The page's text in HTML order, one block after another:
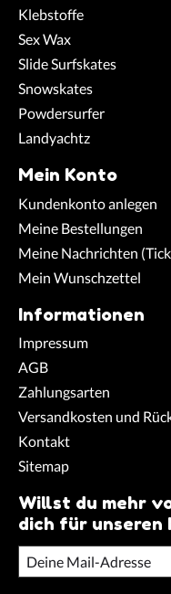
Klebstoffe
Sex Wax
Slide Surfskates
Snowskates
Powdersurfer
Landyachtz
Mein Konto
Kundenkonto anlegen
Meine Bestellungen
Meine Nachrichten
Mein Wunschzettel
Informationen
Impressum
AGB
Zahlungsarten
Versandkosten und
Kontakt
Sitemap
Willst du mehr
dich für unseren